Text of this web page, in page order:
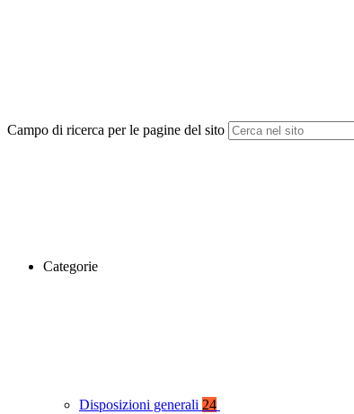
Campo di ricerca per le pagine del sito
Categorie
Disposizioni generali 24